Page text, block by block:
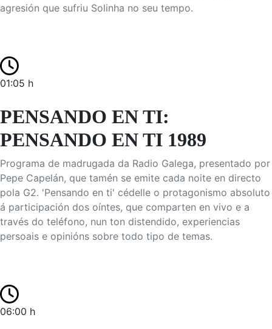
agresión que sufriu Solinha no seu tempo.
01:05 h
PENSANDO EN TI:
PENSANDO EN TI 1989
Programa de madrugada da Radio Galega, presentado por
Pepe Capelán, que tamén se emite cada noite en directo
pola G2. 'Pensando en ti' cédelle o protagonismo absoluto
á participación dos oíntes, que comparten en vivo e a
través do teléfono, nun ton distendido, experiencias
persoais e opinións sobre todo tipo de temas.
06:00 h